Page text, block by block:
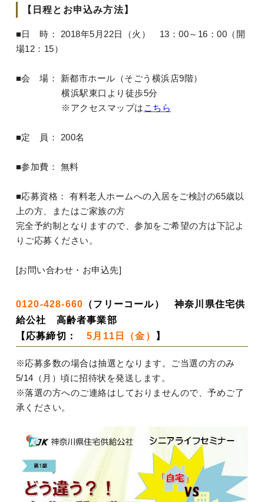
【日程とお申込み方法】
■日 時： 2018年5月22日（火） 13：00～16：00（開
場12：15）
■会 場： 新都市ホール（そごう横浜店9階）
横浜駅東口より徒歩5分
※アクセスマップは こちら
■定 員： 200名
■参加費： 無料
■応募資格： 有料老人ホームへの入居をご検討の65歳以
上の方、またはご家族の方
完全予約制となりますので、参加をご希望の方は下記よ
りご応募ください。
[お問い合わせ・お申込先]
0120-428-660 （フリーコール） 神奈川県住宅供
給公社 高齢者事業部
【応募締切：
5月11日（金） 】
※応募多数の場合は抽選となります。ご当選の方のみ
5/14（月）頃に招待状を発送します。
※落選の方へのご連絡はしておりませんので、予めご了
承ください。